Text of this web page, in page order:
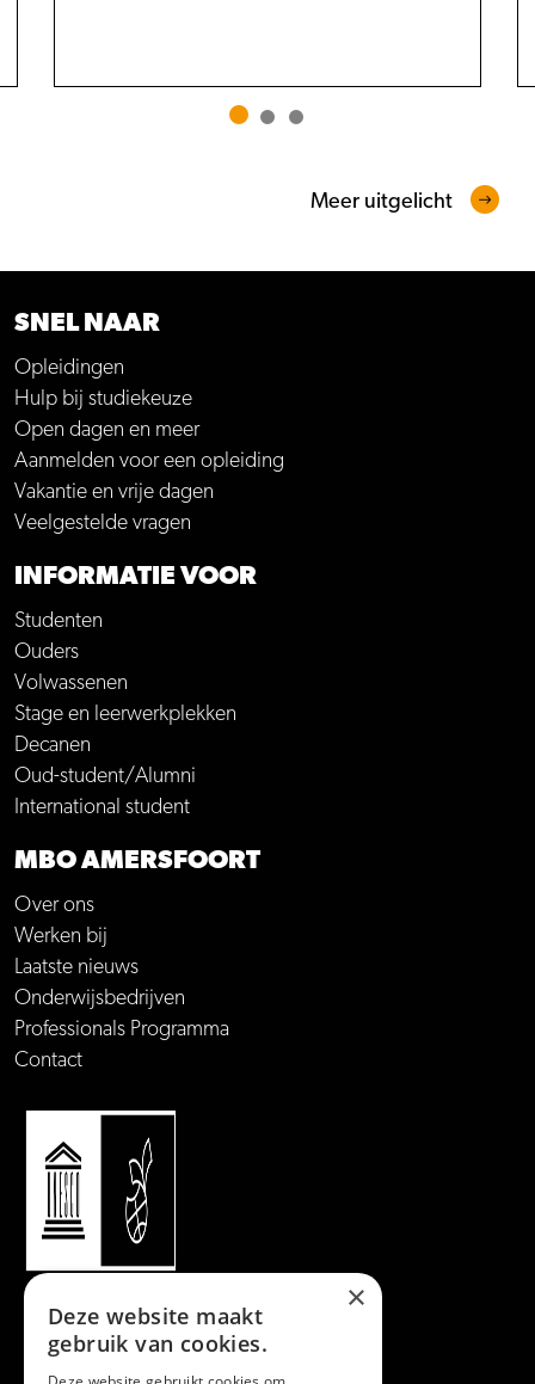
Meer uitgelicht
SNEL NAAR
Opleidingen
Hulp bij studiekeuze
Open dagen en meer
Aanmelden voor een opleiding
Vakantie en vrije dagen
Veelgestelde vragen
INFORMATIE VOOR
Studenten
Ouders
Volwassenen
Stage en leerwerkplekken
Decanen
Oud-student/Alumni
International student
MBO AMERSFOORT
Over ons
Werken bij
Laatste nieuws
Onderwijsbedrijven
Professionals Programma
Contact
×
Deze website maakt
gebruik van cookies.